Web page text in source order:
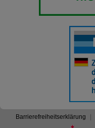
Barrierefreiheitserklärung